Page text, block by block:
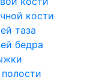
кости
таза
бедра